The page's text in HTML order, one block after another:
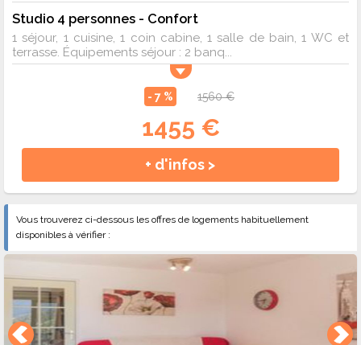
Studio 4 personnes - Confort
1 séjour, 1 cuisine, 1 coin cabine, 1 salle de bain, 1 WC et
terrasse. Équipements séjour : 2 banq...
- 7 % 1560 €
1455 €
+ d'infos >
Vous trouverez ci-dessous les offres de logements habituellement
disponibles à vérifier :